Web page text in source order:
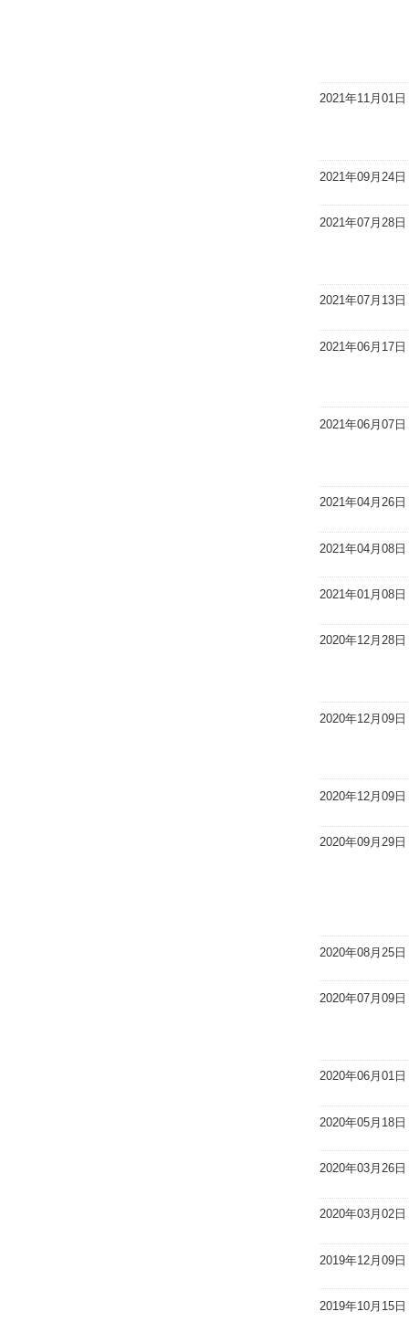
2021年11月01日
2021年09月24日
2021年07月28日
2021年07月13日
2021年06月17日
2021年06月07日
2021年04月26日
2021年04月08日
2021年01月08日
2020年12月28日
2020年12月09日
2020年12月09日
2020年09月29日
2020年08月25日
2020年07月09日
2020年06月01日
2020年05月18日
2020年03月26日
2020年03月02日
2019年12月09日
2019年10月15日